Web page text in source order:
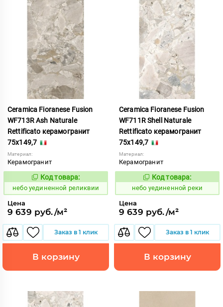
Ceramica Fioranese Fusion
WF713R Ash Naturale
Rettificato керамогранит
75x149,7
Материал:
Керамогранит
1122955
Код товара:
небо уединенной реликвии
Цена
9 639 руб./м²
Заказ в 1 клик
В корзину
Ceramica Fioranese Fusion
WF711R Shell Naturale
Rettificato керамогранит
75x149,7
Материал:
Керамогранит
1122954
Код товара:
небо уединенной реки
Цена
9 639 руб./м²
Заказ в 1 клик
В корзину